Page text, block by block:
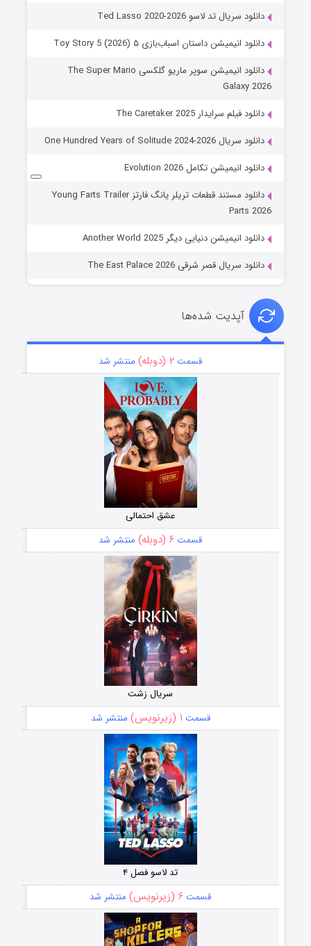
دانلود سریال تد لاسو Ted Lasso 2020-2026
دانلود انیمیشن داستان اسباب‌بازی ۵ Toy Story 5 (2026)
دانلود انیمیشن سوپر ماریو گلکسی The Super Mario
Galaxy 2026
دانلود فیلم سرایدار The Caretaker 2025
دانلود سریال One Hundred Years of Solitude 2024-2026
دانلود انیمیشن تکامل Evolution 2026
دانلود مستند قطعات تریلر یانگ فارتز Young Farts Trailer
Parts 2026
دانلود انیمیشن دنیایی دیگر Another World 2025
دانلود سریال قصر شرقی The East Palace 2026
آپدیت شده‌ها
قسمت ۲ (دوبله) منتشر شد
عشق احتمالی
قسمت ۶ (دوبله) منتشر شد
سریال زشت
قسمت ۱ (زیرنویس) منتشر شد
تد لاسو فصل ۴
قسمت ۶ (زیرنویس) منتشر شد